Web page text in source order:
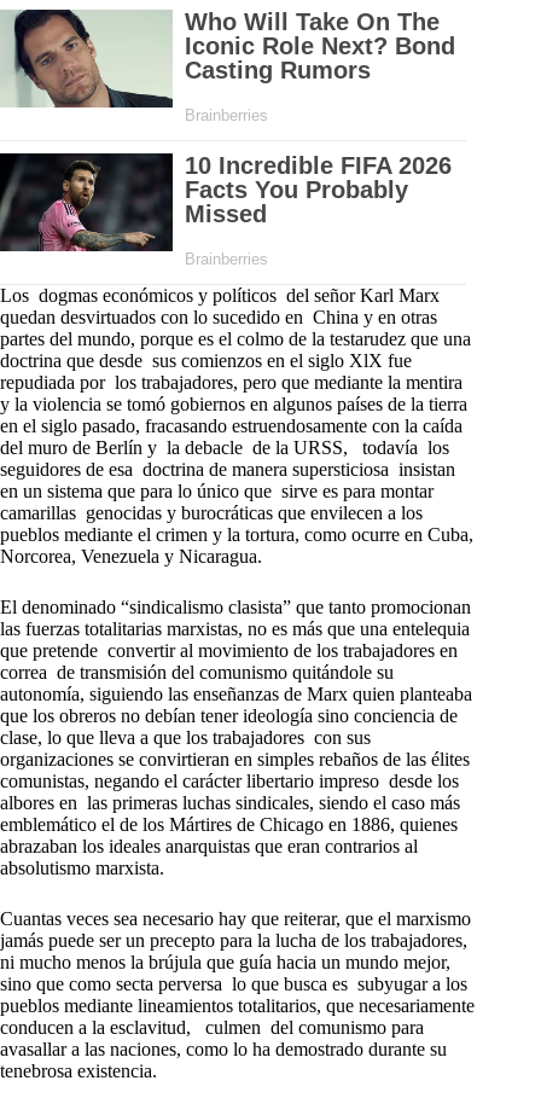
Los dogmas económicos y políticos del señor Karl Marx
quedan desvirtuados con lo sucedido en China y en otras
partes del mundo, porque es el colmo de la testarudez que una
doctrina que desde sus comienzos en el siglo XlX fue
repudiada por los trabajadores, pero que mediante la mentira
y la violencia se tomó gobiernos en algunos países de la tierra
en el siglo pasado, fracasando estruendosamente con la caída
del muro de Berlín y la debacle de la URSS, todavía los
seguidores de esa doctrina de manera supersticiosa insistan
en un sistema que para lo único que sirve es para montar
camarillas genocidas y burocráticas que envilecen a los
pueblos mediante el crimen y la tortura, como ocurre en Cuba,
Norcorea, Venezuela y Nicaragua.
El denominado “sindicalismo clasista” que tanto promocionan
las fuerzas totalitarias marxistas, no es más que una entelequia
que pretende convertir al movimiento de los trabajadores en
correa de transmisión del comunismo quitándole su
autonomía, siguiendo las enseñanzas de Marx quien planteaba
que los obreros no debían tener ideología sino conciencia de
clase, lo que lleva a que los trabajadores con sus
organizaciones se convirtieran en simples rebaños de las élites
comunistas, negando el carácter libertario impreso desde los
albores en las primeras luchas sindicales, siendo el caso más
emblemático el de los Mártires de Chicago en 1886, quienes
abrazaban los ideales anarquistas que eran contrarios al
absolutismo marxista.
Cuantas veces sea necesario hay que reiterar, que el marxismo
jamás puede ser un precepto para la lucha de los trabajadores,
ni mucho menos la brújula que guía hacia un mundo mejor,
sino que como secta perversa lo que busca es subyugar a los
pueblos mediante lineamientos totalitarios, que necesariamente
conducen a la esclavitud, culmen del comunismo para
avasallar a las naciones, como lo ha demostrado durante su
tenebrosa existencia.